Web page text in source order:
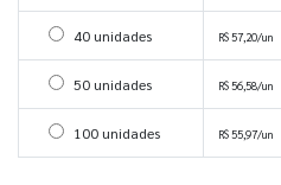
Selecionar 40 unidades
40 unidades R$ 57,20/un
Selecionar 50 unidades
50 unidades R$ 56,58/un
Selecionar 100 unidades
100 unidades R$ 55,97/un